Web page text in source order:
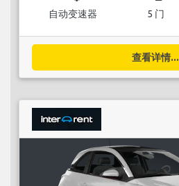
自动变速器 5 门
查看详情...